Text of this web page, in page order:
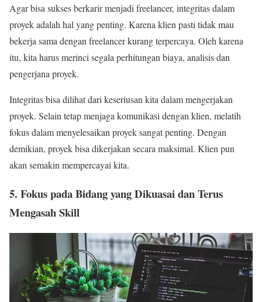
Agar bisa sukses berkarir menjadi freelancer, integritas dalam
proyek adalah hal yang penting. Karena klien pasti tidak mau
bekerja sama dengan freelancer kurang terpercaya. Oleh karena
itu, kita harus merinci segala perhitungan biaya, analisis dan
pengerjana proyek.
Integritas bisa dilihat dari keseriusan kita dalam mengerjakan
proyek. Selain tetap menjaga komunikasi dengan klien, melatih
fokus dalam menyelesaikan proyek sangat penting. Dengan
demikian, proyek bisa dikerjakan secara maksimal. Klien pun
akan semakin mempercayai kita.
5. Fokus pada Bidang yang Dikuasai dan Terus
Mengasah Skill